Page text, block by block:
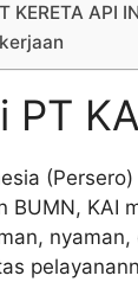
API
PT
BUMN, KAI